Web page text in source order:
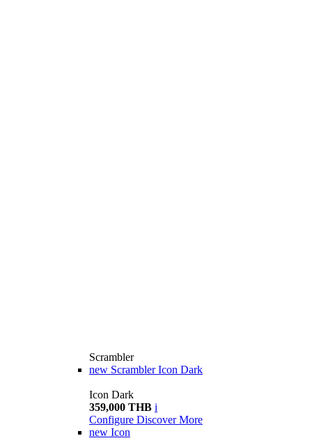
Scrambler
new Scrambler Icon Dark
Icon Dark
359,000 THB i
Configure Discover More
new Icon